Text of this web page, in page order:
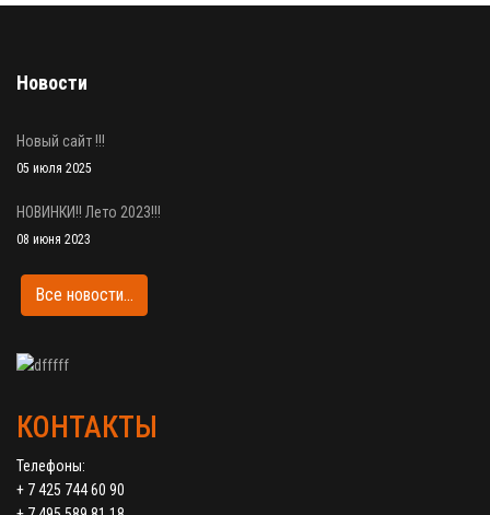
Новости
Новый сайт !!!
05 июля 2025
НОВИНКИ!! Лето 2023!!!
08 июня 2023
Все новости...
КОНТАКТЫ
Телефоны:
+ 7 425 744 60 90